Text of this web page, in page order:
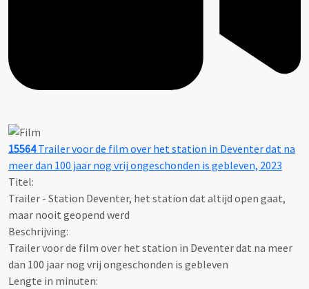
15564Trailer voor de film over het station in Deventer dat na
meer dan 100 jaar nog vrij ongeschonden is gebleven, 2023
Titel:
Trailer - Station Deventer, het station dat altijd open gaat,
maar nooit geopend werd
Beschrijving:
Trailer voor de film over het station in Deventer dat na meer
dan 100 jaar nog vrij ongeschonden is gebleven
Lengte in minuten: